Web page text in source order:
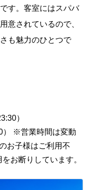
す。客室にはスパバ
意されているので、
も魅力のひとつで
）
） ※営業時間は変動
お子様はご利用不
お断りしています。